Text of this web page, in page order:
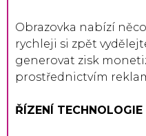
Obrazovka nabízí
rychleji si zpět
generovat zisk
prostřednictvím
ŘÍZENÍ TECHNOLOGIE